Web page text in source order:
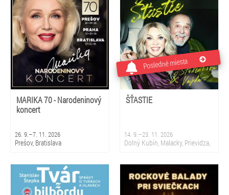
MARIKA 70 - Narodeninový
koncert
26. 9.–7. 11. 2026
Prešov, Bratislava
Posledné miesta
ŠŤASTIE
14. 9.–23. 11. 2026
Dolný Kubín, Malacky, Prievidza,
Dubnica, Partizánske, Topoľčany,
Bratislava